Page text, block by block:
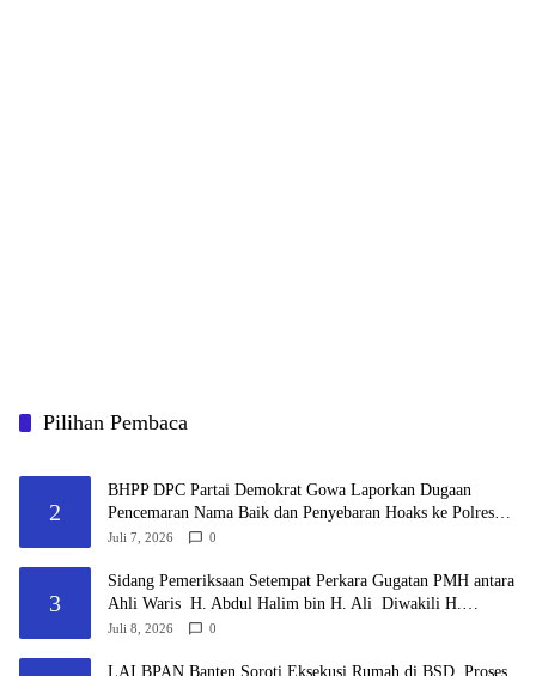
Pilihan Pembaca
2
BHPP DPC Partai Demokrat Gowa Laporkan Dugaan
Pencemaran Nama Baik dan Penyebaran Hoaks ke Polres
Gowa
Juli 7, 2026 0
3
Sidang Pemeriksaan Setempat Perkara Gugatan PMH antara
Ahli Waris H. Abdul Halim bin H. Ali Diwakili H.
Makawi Versus PT Summarecon Agung, Tbk Digelar di
Juli 8, 2026 0
LAI BPAN Banten Soroti Eksekusi Rumah di BSD, Proses